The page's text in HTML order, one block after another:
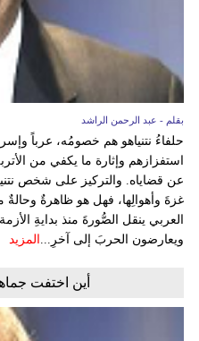
بقلم - عبد الرحمن الراشد
حلفاءُ نتنياهو هم خصومُه، عرباً
استفزازهم وإثارة ما يكفي من
عن قضاياه. والتركيز على شخص
غزةَ وأهوالِها، فهل هو ظاهرةٌ
العربي ينقل الصُّورةَ منذ بدايةِ
ويعارضون الحربَ إلى آخرِ... المزيد
أين اختفت